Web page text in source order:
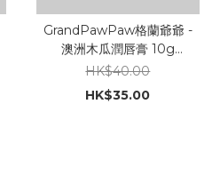
GrandPawPaw格蘭爺爺 -
澳洲木瓜潤唇膏 10g
(Manuka麥盧卡蜂蜜20⁺ &
有機葵茶籽油 - 改良版)
HK$40.00
HK$35.00